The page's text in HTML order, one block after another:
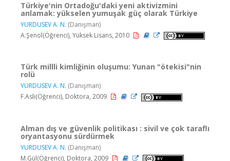
Türkiye'nin Ortadoğu'daki yeni aktivizmini
anlamak: yükselen yumuşak güç olarak Türkiye
YURDUSEV A. N. (Danışman)
A.Şenol(Öğrenci), Yüksek Lisans, 2010
Türk millli kimliğinin oluşumu: Yunan "ötekisi"nin
rolü
YURDUSEV A. N. (Danışman)
F.Aslı(Öğrenci), Doktora, 2009
Alman dış ve güvenlik politikası : sivil ve çok taraflı
oryantasyonu sürdürmek
YURDUSEV A. N. (Danışman)
M.Gül(Öğrenci), Doktora, 2009